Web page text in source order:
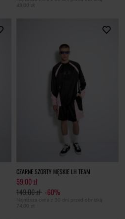
49,00 zł
CZARNE SZORTY MĘSKIE LH TEAM
59,00 zł
149,00 zł -60%
Najniższa cena z 30 dni przed obniżką
74,00 zł